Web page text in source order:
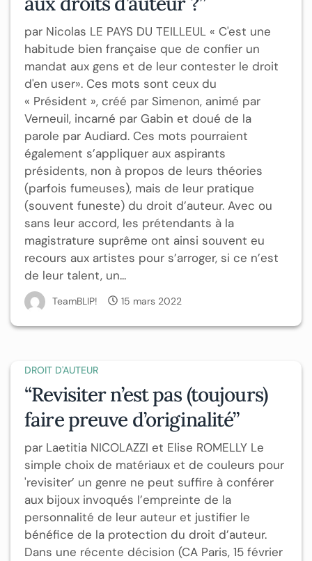
par Nicolas LE PAYS DU TEILLEUL « C'est une
habitude bien française que de confier un
mandat aux gens et de leur contester le droit
d'en user». Ces mots sont ceux du
« Président », créé par Simenon, animé par
Verneuil, incarné par Gabin et doué de la
parole par Audiard. Ces mots pourraient
également s’appliquer aux aspirants
présidents, non à propos de leurs théories
(parfois fumeuses), mais de leur pratique
(souvent funeste) du droit d’auteur. Avec ou
sans leur accord, les prétendants à la
magistrature suprême ont ainsi souvent eu
recours aux artistes pour s’arroger, si ce n’est
de leur talent, un...
TeamBLIP! 15 mars 2022
DROIT D'AUTEUR
“Revisiter n’est pas (toujours)
faire preuve d’originalité”
par Laetitia NICOLAZZI et Elise ROMELLY Le
simple choix de matériaux et de couleurs pour
'revisiter’ un genre ne peut suffire à conférer
aux bijoux invoqués l’empreinte de la
personnalité de leur auteur et justifier le
bénéfice de la protection du droit d’auteur.
Dans une récente décision (CA Paris, 15 février